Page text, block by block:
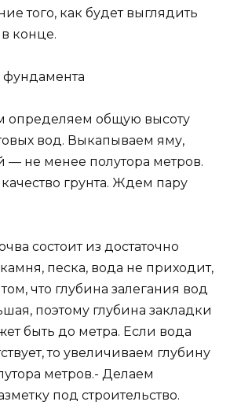
того, как будет выглядить
конце.
фундамента
определяем общую высоту
вод. Выкапываем яму,
— не менее полутора метров.
грунта. Ждем пару
состоит из достаточно
песка, вода не приходит,
что глубина залегания вод
поэтому глубина закладки
быть до метра. Если вода
то увеличиваем глубину
метров.- Делаем
под строительство.